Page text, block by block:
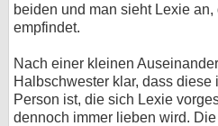
beiden und man sieht Lexie
empfindet.
Nach einer kleinen
Halbschwester klar, dass
Person ist, die sich Lexie
dennoch immer lieben wird.